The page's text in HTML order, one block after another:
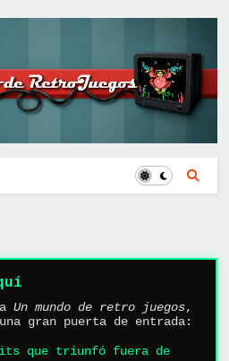
aUn mundo de retro juegos,
gran puerta de entrada:
que triunfó fuera de